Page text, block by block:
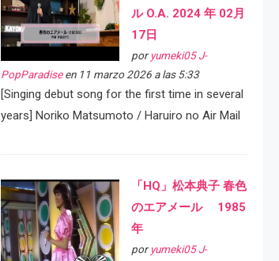
ル O.A. 2024 年 02月
17日
por yumeki05 J-
PopParadiseen 11 marzo 2026 a las 5:33
[Singing debut song for the first time in several
years] Noriko Matsumoto / Haruiro no Air Mail
「HQ」松本典子 春色
のエアメール 1985
年
por yumeki05 J-